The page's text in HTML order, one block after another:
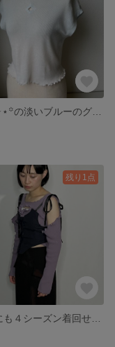
残り1点